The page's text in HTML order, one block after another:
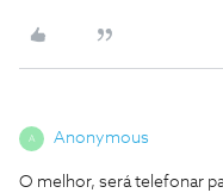
A Anonymous
O melhor, será telefonar